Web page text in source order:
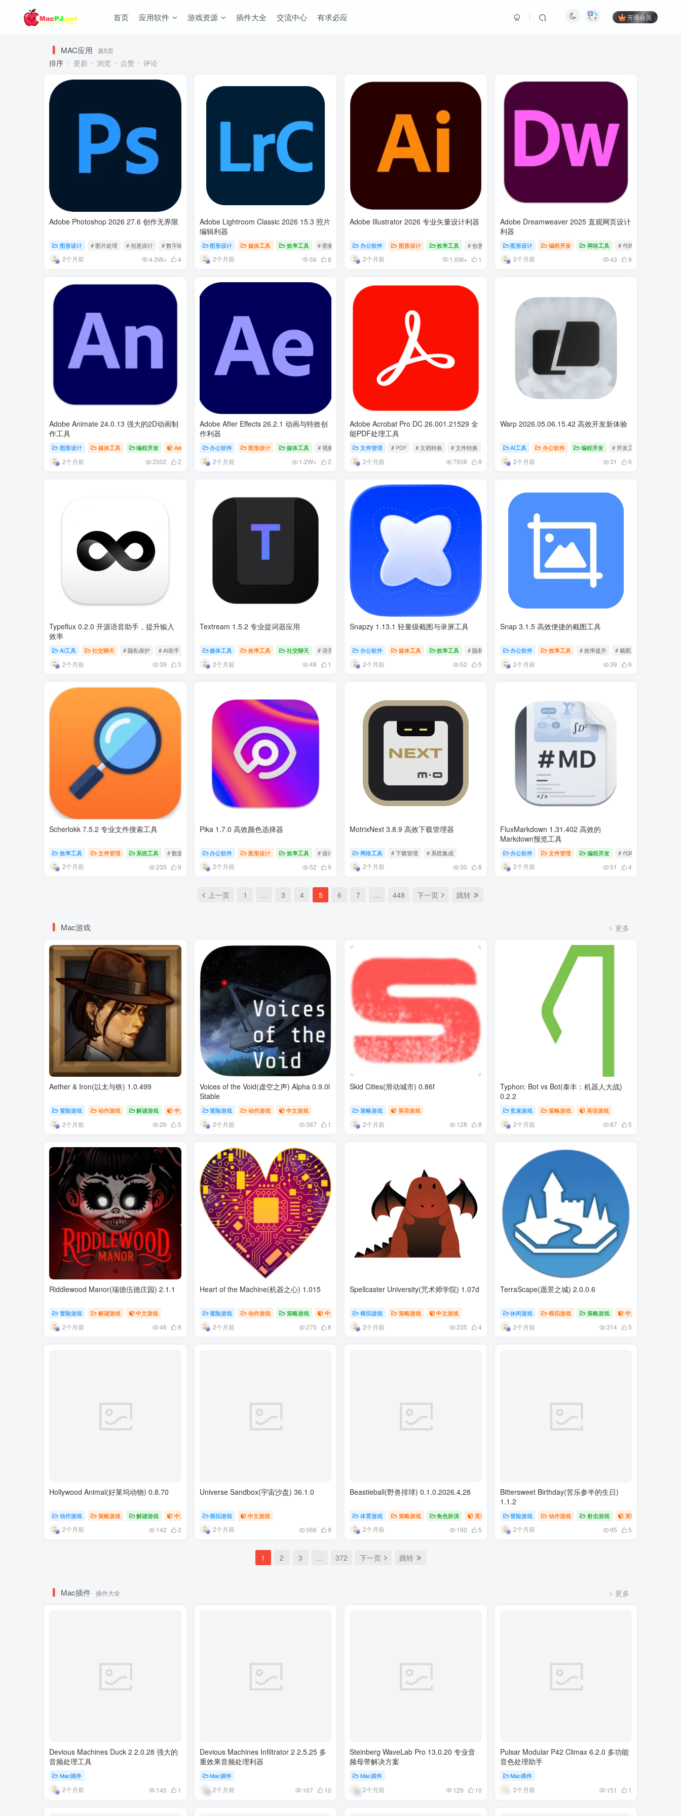
首页 应用软件 游戏资源 插件大全 交流中心 有求必应 开通会员
MAC应用 第5页
排序 更新 浏览 点赞 评论
Adobe Photoshop 2026 27.6 创作无界限
图形设计 # 图片处理 # 创意设计 # 数字绘画
2个月前 4.3W+ 4
Adobe Lightroom Classic 2026 15.3 照片
编辑利器
图形设计 媒体工具 效率工具 # 图像处理 # 照片编辑 # 视觉创作
2个月前 56 8
Adobe Illustrator 2026 专业矢量设计利器
办公软件 图形设计 效率工具 # 创意工具 # 矢量绘图 # 设计软件
2个月前 1.6W+ 1
Adobe Dreamweaver 2025 直观网页设计
利器
图形设计 编程开发 网络工具 # 代码编辑
2个月前 43 9
Adobe Animate 24.0.13 强大的2D动画制
作工具
图形设计 媒体工具 编程开发 Adobe # 动画制作 # 矢量绘图 # Adobe
2个月前 2002 2
Adobe After Effects 26.2.1 动画与特效创
作利器
办公软件 图形设计 媒体工具 # 视频编辑 # 动画设计 # 视觉效果
2个月前 1.2W+ 2
Adobe Acrobat Pro DC 26.001.21529 全
能PDF处理工具
文件管理 # PDF # 文档转换 # 文件转换
2个月前 7938 8
Warp 2026.05.06.15.42 高效开发新体验
AI工具 办公软件 编程开发 # 开发工具
2个月前 31 6
Typeflux 0.2.0 开源语音助手，提升输入
效率
AI工具 社交聊天 # 隐私保护 # AI助手 # 语音输入
2个月前 39 3
Textream 1.5.2 专业提词器应用
媒体工具 效率工具 社交聊天 # 语音识别 # 提词工具 # 多屏显示
2个月前 48 1
Snapzy 1.13.1 轻量级截图与录屏工具
办公软件 媒体工具 效率工具 # 隐私保护 # 屏幕捕捉 # 文字识别
2个月前 52 5
Snap 3.1.5 高效便捷的截图工具
办公软件 效率工具 # 效率提升 # 截图工具
2个月前 39 6
Scherlokk 7.5.2 专业文件搜索工具
效率工具 文件管理 系统工具 # 数据管理 # 文件处理 # 文件搜索
2个月前 235 9
Pika 1.7.0 高效颜色选择器
办公软件 图形设计 效率工具 # 设计辅助 # 开源工具 # 颜色选择
2个月前 52 9
MotrixNext 3.8.9 高效下载管理器
网络工具 # 下载管理 # 系统集成
2个月前 30 8
FluxMarkdown 1.31.402 高效的
Markdown预览工具
办公软件 文件管理 编程开发 # 代码高亮
2个月前 51 4
上一页 1 … 3 4 5 6 7 … 448 下一页 跳转
Mac游戏 更多
Aether & Iron(以太与铁) 1.0.499
冒险游戏 动作游戏 解谜游戏 中文游戏
2个月前 26 5
Voices of the Void(虚空之声) Alpha 0.9.0l
Stable
冒险游戏 动作游戏 中文游戏
2个月前 387 1
Skid Cities(滑动城市) 0.86f
策略游戏 英语游戏
2个月前 128 8
Typhon: Bot vs Bot(泰丰：机器人大战)
0.2.2
竞速游戏 策略游戏 英语游戏
2个月前 87 5
Riddlewood Manor(瑞德伍德庄园) 2.1.1
冒险游戏 解谜游戏 中文游戏
2个月前 46 8
Heart of the Machine(机器之心) 1.015
冒险游戏 动作游戏 策略游戏 中文游戏
2个月前 275 8
Spellcaster University(咒术师学院) 1.07d
模拟游戏 策略游戏 中文游戏
2个月前 235 4
TerraScape(愿景之城) 2.0.0.6
休闲游戏 模拟游戏 策略游戏 中文游戏
2个月前 314 5
Hollywood Animal(好莱坞动物) 0.8.70
动作游戏 策略游戏 解谜游戏 中文游戏
2个月前 142 2
Universe Sandbox(宇宙沙盘) 36.1.0
模拟游戏 中文游戏
2个月前 566 9
Beastieball(野兽排球) 0.1.0.2026.4.28
体育游戏 策略游戏 角色扮演 英语游戏
2个月前 190 5
Bittersweet Birthday(苦乐参半的生日)
1.1.2
冒险游戏 动作游戏 射击游戏 英语游戏
2个月前 95 5
1 2 3 … 372 下一页 跳转
Mac插件 插件大全 更多
Devious Machines Duck 2 2.0.28 强大的
音频处理工具
Mac插件
2个月前 145 1
Devious Machines Infiltrator 2 2.5.25 多
重效果音频处理利器
Mac插件
2个月前 167 10
Steinberg WaveLab Pro 13.0.20 专业音
频母带解决方案
Mac插件
2个月前 129 10
Pulsar Modular P42 Climax 6.2.0 多功能
音色处理助手
Mac插件
2个月前 151 1